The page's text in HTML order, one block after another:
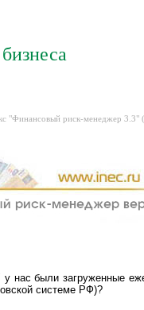
"Финансовый риск-менеджер
нас были загруженные
системе РФ)?